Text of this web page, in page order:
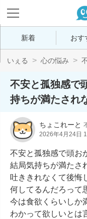
新着 おす
いぇる 心の悩み
不安と孤独感で
持ちが満たされ
ちょこれーと
2026年4月24日
不安と孤独感で頭お
結局気持ちが満たさ
吐ききれなくて後悔
何してるんだろって
今は食欲くらいしか
わかって欲しいとは